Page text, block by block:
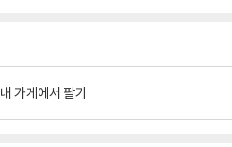
내 가게에서 팔기